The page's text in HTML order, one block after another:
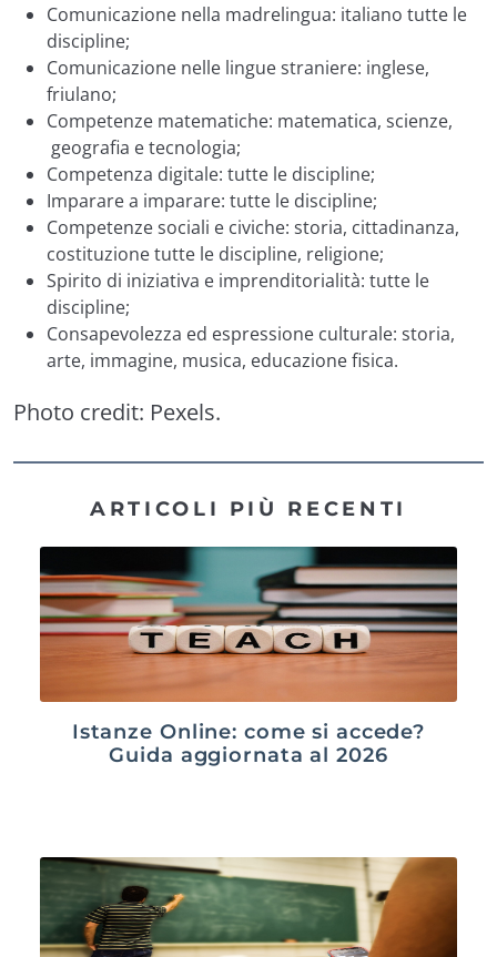
Comunicazione nella madrelingua: italiano tutte le
discipline;
Comunicazione nelle lingue straniere: inglese,
friulano;
Competenze matematiche: matematica, scienze,
geografia e tecnologia;
Competenza digitale: tutte le discipline;
Imparare a imparare: tutte le discipline;
Competenze sociali e civiche: storia, cittadinanza,
costituzione tutte le discipline, religione;
Spirito di iniziativa e imprenditorialità: tutte le
discipline;
Consapevolezza ed espressione culturale: storia,
arte, immagine, musica, educazione fisica.
Photo credit: Pexels.
ARTICOLI PIÙ RECENTI
Istanze Online: come si accede?
Guida aggiornata al 2026